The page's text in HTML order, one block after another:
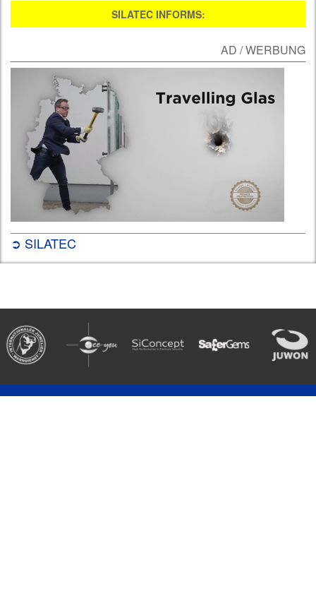
SILATEC INFORMS:
AD / WERBUNG
➲ SILATEC